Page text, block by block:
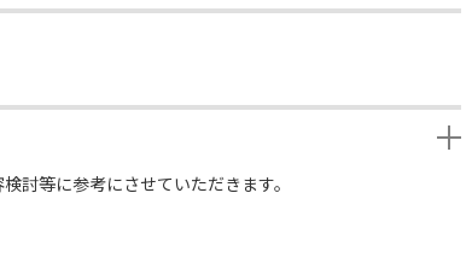
討等に参考にさせていただきます。